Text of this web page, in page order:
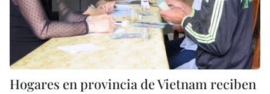
Hogares en provincia de Vietnam reciben